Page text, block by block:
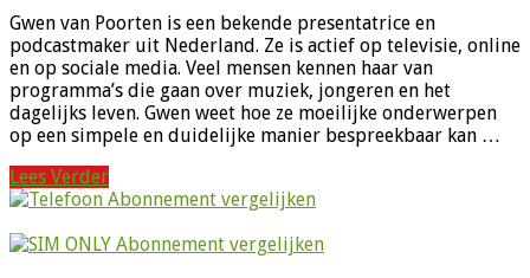
Gwen van Poorten is een bekende presentatrice en
podcastmaker uit Nederland. Ze is actief op televisie, online
en op sociale media. Veel mensen kennen haar van
programma’s die gaan over muziek, jongeren en het
dagelijks leven. Gwen weet hoe ze moeilijke onderwerpen
op een simpele en duidelijke manier bespreekbaar kan …
Lees Verder